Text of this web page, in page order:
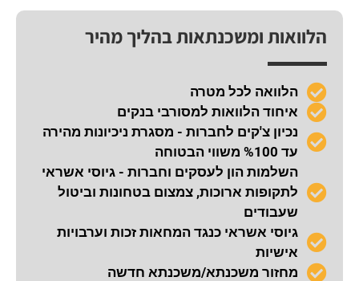
הלוואות ומשכנתאות בהליך מהיר
הלוואה לכל מטרה
איחוד הלוואות למסורבי בנקים
נכיון צ'קים לחברות - מסגרת ניכיונות מהירה
עד %100 משווי הבטוחה
השלמות הון לעסקים וחברות - גיוסי אשראי
לתקופות ארוכות, צמצום בטחונות וביטול
שעבודים
גיוסי אשראי כנגד המחאות זכות וערבויות
אישיות
מחזור משכנתא/משכנתא חדשה